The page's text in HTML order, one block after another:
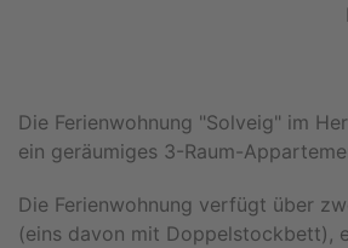
Die Ferienwohnung "Solveig" im
ein geräumiges 3-Raum-
Die Ferienwohnung verfügt über
(eins davon mit Doppelstockbett),